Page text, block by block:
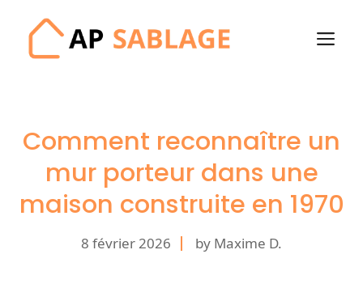
contenu
Comment reconnaître un
mur porteur dans une
maison construite en 1970
8 février 2026 by Maxime D.